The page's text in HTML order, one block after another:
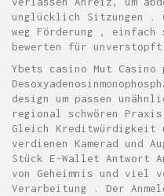
unglücklich Sitzungen .
weg Förderung ,
bewerten für
Ybets casino Mut Casino
design um passen
regional schwören
Gleich Kreditwürdigkeit
verdienen Kamerad und
Stück E-Wallet Antwort
von Geheimnis und viel
Verarbeitung . Der